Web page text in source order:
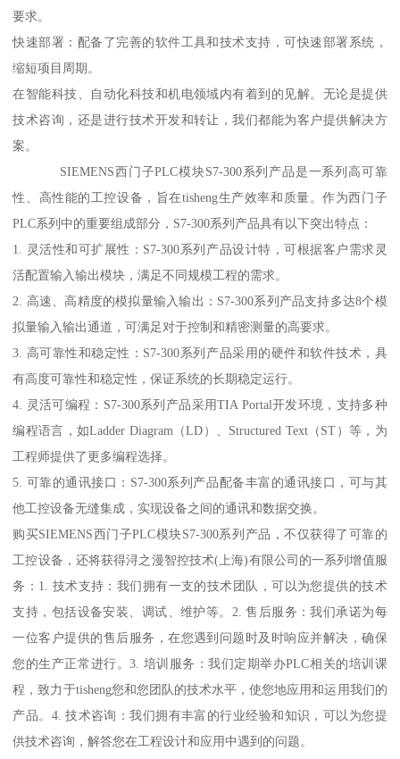
要求。
快速部署：配备了完善的软件工具和技术支持，可快速部署系统，
缩短项目周期。
在智能科技、自动化科技和机电领域内有着到的见解。无论是提供
技术咨询，还是进行技术开发和转让，我们都能为客户提供解决方
案。
SIEMENS西门子PLC模块S7-300系列产品是一系列高可靠
性、高性能的工控设备，旨在tisheng生产效率和质量。作为西门子
PLC系列中的重要组成部分，S7-300系列产品具有以下突出特点：
1. 灵活性和可扩展性：S7-300系列产品设计特，可根据客户需求灵
活配置输入输出模块，满足不同规模工程的需求。
2. 高速、高精度的模拟量输入输出：S7-300系列产品支持多达8个模
拟量输入输出通道，可满足对于控制和精密测量的高要求。
3. 高可靠性和稳定性：S7-300系列产品采用的硬件和软件技术，具
有高度可靠性和稳定性，保证系统的长期稳定运行。
4. 灵活可编程：S7-300系列产品采用TIA Portal开发环境，支持多种
编程语言，如Ladder Diagram（LD）、Structured Text（ST）等，为
工程师提供了更多编程选择。
5. 可靠的通讯接口：S7-300系列产品配备丰富的通讯接口，可与其
他工控设备无缝集成，实现设备之间的通讯和数据交换。
购买SIEMENS西门子PLC模块S7-300系列产品，不仅获得了可靠的
工控设备，还将获得浔之漫智控技术(上海)有限公司的一系列增值服
务：1. 技术支持：我们拥有一支的技术团队，可以为您提供的技术
支持，包括设备安装、调试、维护等。2. 售后服务：我们承诺为每
一位客户提供的售后服务，在您遇到问题时及时响应并解决，确保
您的生产正常进行。3. 培训服务：我们定期举办PLC相关的培训课
程，致力于tisheng您和您团队的技术水平，使您地应用和运用我们的
产品。4. 技术咨询：我们拥有丰富的行业经验和知识，可以为您提
供技术咨询，解答您在工程设计和应用中遇到的问题。